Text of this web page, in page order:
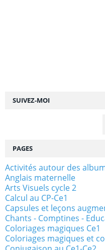
SUIVEZ-MOI
PAGES
Activités autour des
Anglais maternelle
Arts Visuels cycle 2
Calcul au CP-Ce1
Capsules et leçons
Chants - Comptines -
Coloriages magiques Ce1
Coloriages magiques et